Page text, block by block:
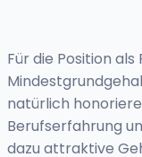
Für die Position
natürlich
Berufserfahrung
dazu attraktive